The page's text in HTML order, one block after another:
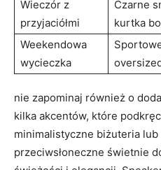
Wieczór z
przyjaciółmi
Czarne
kurtka
Weekendowa
wycieczka
nie zapominaj również o
kilka akcentów, które
minimalistyczne biżuteria
przeciwsłoneczne świetnie